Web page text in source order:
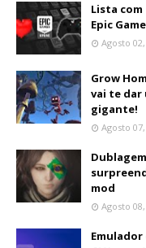
Lista
Epic
Agosto
Grow
vai te dar
gigante!
Agosto
mod
Agosto
Emulador